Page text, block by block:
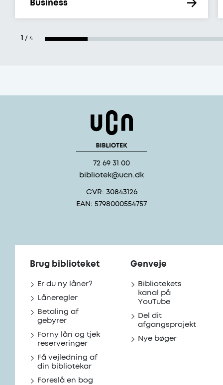
Business
/ 4
72 69 31 00
bibliotek@ucn.dk
CVR: 30843126
EAN: 5798000554757
Brug biblioteket
Er du ny låner?
Låneregler
Betaling af
gebyrer
Forny lån og tjek
reserveringer
Få vejledning af
din bibliotekar
Foreslå en bog
Genveje
Bibliotekets
kanal på
YouTube
Del dit
afgangsprojekt
Nye bøger